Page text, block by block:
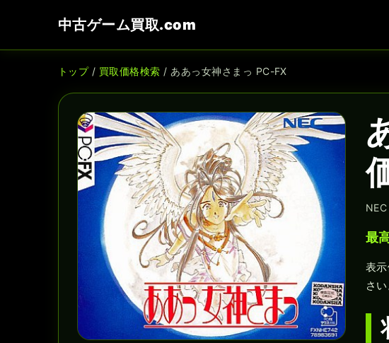
中古ゲーム買取.com
トップ/ 買取価格検索 / ああっ女神さまっ PC-FX
最
表
さい